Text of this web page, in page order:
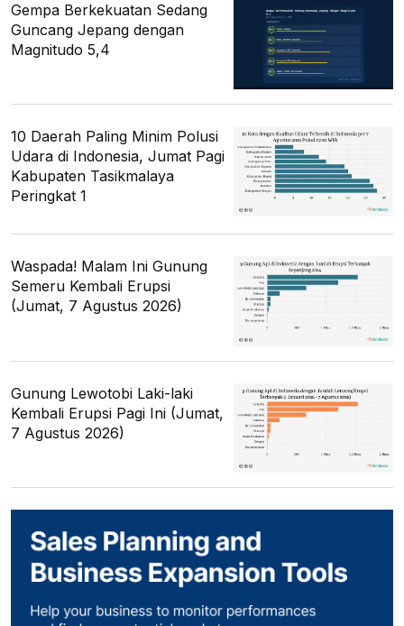
Gempa Berkekuatan Sedang
Guncang Jepang dengan
Magnitudo 5,4
10 Daerah Paling Minim Polusi
Udara di Indonesia, Jumat Pagi
Kabupaten Tasikmalaya
Peringkat 1
Waspada! Malam Ini Gunung
Semeru Kembali Erupsi
(Jumat, 7 Agustus 2026)
Gunung Lewotobi Laki-laki
Kembali Erupsi Pagi Ini (Jumat,
7 Agustus 2026)